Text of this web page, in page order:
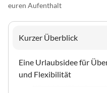
euren Aufenthalt
Kurzer Überblick
Eine Urlaubsidee für
und Flexibilität